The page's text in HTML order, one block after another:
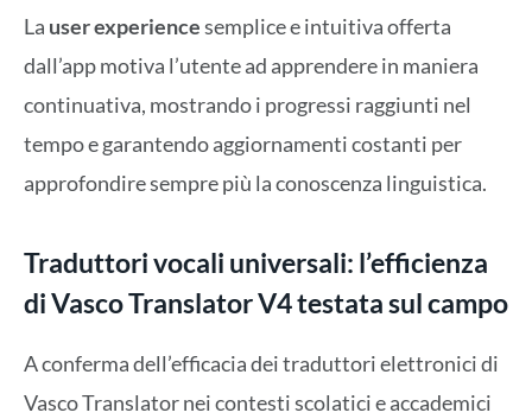
La user experiencesemplice e intuitiva offerta
dall’app motiva l’utente ad apprendere in maniera
continuativa, mostrando i progressi raggiunti nel
tempo e garantendo aggiornamenti costanti per
approfondire sempre più la conoscenza linguistica.
Traduttori vocali universali: l’efficienza
di Vasco Translator V4 testata sul campo
A conferma dell’efficacia dei traduttori elettronici di
Vasco Translator nei contesti scolatici e accademici